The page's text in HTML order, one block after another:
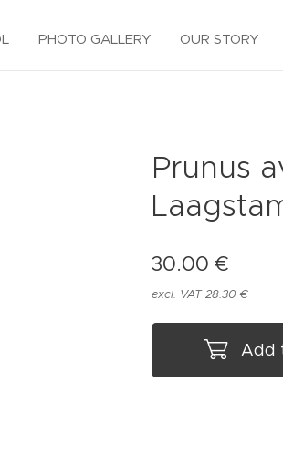
PHOTO GALLERY OUR STORY
Prunus
30.00 €
excl. VAT 28.30 €
Add